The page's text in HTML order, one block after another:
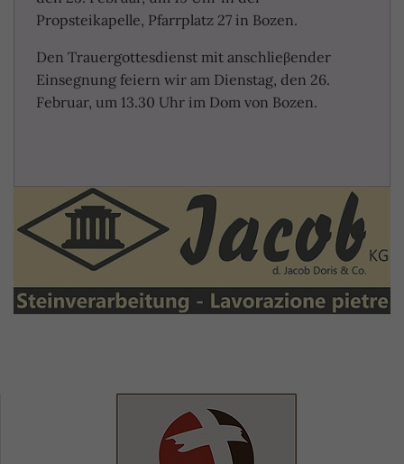
Propsteikapelle, Pfarrplatz 27 in Bozen.
Den Trauergottesdienst mit anschlieβender
Einsegnung feiern wir am Dienstag, den 26.
Februar, um 13.30 Uhr im Dom von Bozen.